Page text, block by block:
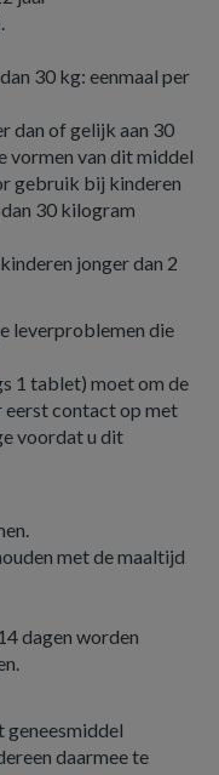
30 kg: eenmaal per
dan of gelijk aan 30
vormen van dit middel
gebruik bij kinderen
30 kilogram
jonger dan 2
leverproblemen die
1 tablet) moet om de
eerst contact op met
voordat u dit
met de maaltijd
dagen worden
geneesmiddel
daarmee te